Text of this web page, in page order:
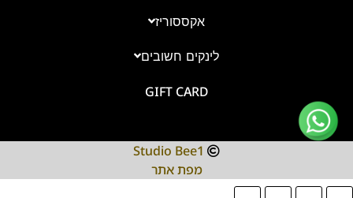
אקססוריז
לינקים חשובים
GIFT CARD
Studio Bee1
מפת אתר